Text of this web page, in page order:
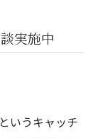
実施中
いうキャッチ